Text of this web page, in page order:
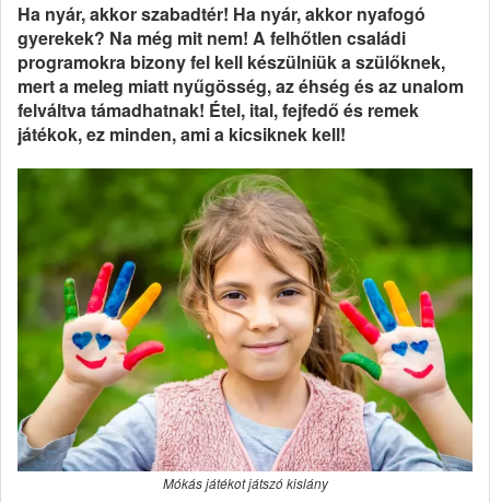
Ha nyár, akkor szabadtér! Ha nyár, akkor nyafogó
gyerekek? Na még mit nem! A felhőtlen családi
programokra bizony fel kell készülniük a szülőknek,
mert a meleg miatt nyűgösség, az éhség és az unalom
felváltva támadhatnak! Étel, ital, fejfedő és remek
játékok, ez minden, ami a kicsiknek kell!
Mókás játékot játszó kislány